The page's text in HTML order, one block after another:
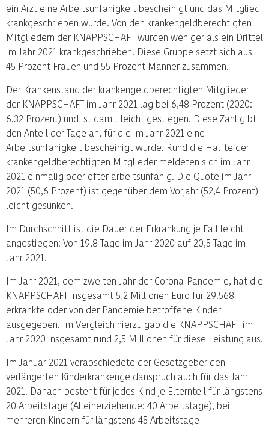
ein Arzt eine Arbeitsunfähigkeit bescheinigt und das Mitglied
krankgeschrieben wurde. Von den krankengeldberechtigten
Mitgliedern der KNAPPSCHAFT wurden weniger als ein Drittel
im Jahr 2021 krankgeschrieben. Diese Gruppe setzt sich aus
45 Prozent Frauen und 55 Prozent Männer zusammen.
Der Krankenstand der krankengeldberechtigten Mitglieder
der KNAPPSCHAFT im Jahr 2021 lag bei 6,48 Prozent (2020:
6,32 Prozent) und ist damit leicht gestiegen. Diese Zahl gibt
den Anteil der Tage an, für die im Jahr 2021 eine
Arbeitsunfähigkeit bescheinigt wurde. Rund die Hälfte der
krankengeldberechtigten Mitglieder meldeten sich im Jahr
2021 einmalig oder öfter arbeitsunfähig. Die Quote im Jahr
2021 (50,6 Prozent) ist gegenüber dem Vorjahr (52,4 Prozent)
leicht gesunken.
Im Durchschnitt ist die Dauer der Erkrankung je Fall leicht
angestiegen: Von 19,8 Tage im Jahr 2020 auf 20,5 Tage im
Jahr 2021.
Im Jahr 2021, dem zweiten Jahr der Corona-Pandemie, hat die
KNAPPSCHAFT insgesamt 5,2 Millionen Euro für 29.568
erkrankte oder von der Pandemie betroffene Kinder
ausgegeben. Im Vergleich hierzu gab die KNAPPSCHAFT im
Jahr 2020 insgesamt rund 2,5 Millionen für diese Leistung aus.
Im Januar 2021 verabschiedete der Gesetzgeber den
verlängerten Kinderkrankengeldanspruch auch für das Jahr
2021. Danach besteht für jedes Kind je Elternteil für längstens
20 Arbeitstage (Alleinerziehende: 40 Arbeitstage), bei
mehreren Kindern für längstens 45 Arbeitstage